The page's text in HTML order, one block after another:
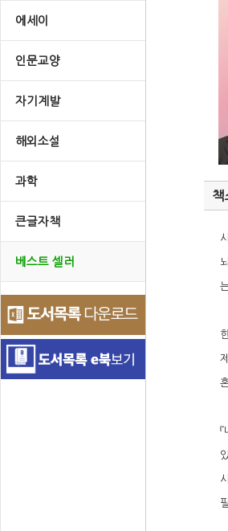
에세이
인문교양
자기계발
해외소설
과학
큰글자책
베스트 셀러
책